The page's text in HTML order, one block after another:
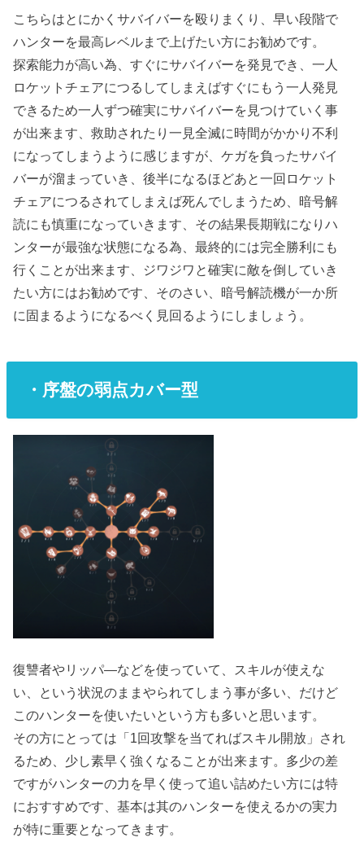
こちらはとにかくサバイバーを殴りまくり、早い段階で
ハンターを最高レベルまで上げたい方にお勧めです。
探索能力が高い為、すぐにサバイバーを発見でき、一人
ロケットチェアにつるしてしまえばすぐにもう一人発見
できるため一人ずつ確実にサバイバーを見つけていく事
が出来ます、救助されたり一見全滅に時間がかかり不利
になってしまうように感じますが、ケガを負ったサバイ
バーが溜まっていき、後半になるほどあと一回ロケット
チェアにつるされてしまえば死んでしまうため、暗号解
読にも慎重になっていきます、その結果長期戦になりハ
ンターが最強な状態になる為、最終的には完全勝利にも
行くことが出来ます、ジワジワと確実に敵を倒していき
たい方にはお勧めです、そのさい、暗号解読機が一か所
に固まるようになるべく見回るようにしましょう。
・序盤の弱点カバー型
復讐者やリッパ―などを使っていて、スキルが使えな
い、という状況のままやられてしまう事が多い、だけど
このハンターを使いたいという方も多いと思います。
その方にとっては「1回攻撃を当てればスキル開放」され
るため、少し素早く強くなることが出来ます。多少の差
ですがハンターの力を早く使って追い詰めたい方には特
におすすめです、基本は其のハンターを使えるかの実力
が特に重要となってきます。